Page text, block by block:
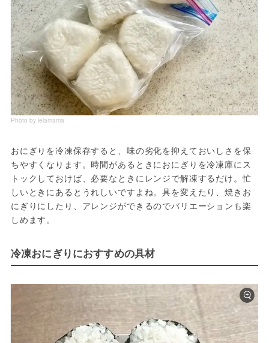
Photo by leiamama
おにぎりを冷凍保存すると、味の劣化を抑えておいしさを保
ちやすくなります。時間があるときにおにぎりを冷凍庫にス
トックしておけば、必要なときにレンジで解凍するだけ。忙
しいときにあるとうれしいですよね。具を変えたり、焼きお
にぎりにしたり、アレンジができるのでバリエーションも楽
しめます。
冷凍おにぎりにおすすめの具材